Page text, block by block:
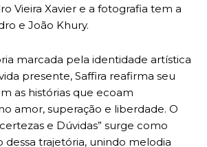
Vieira Xavier e a fotografia tem a
e João Khury.
marcada pela identidade artística
presente, Saffira reafirma seu
as histórias que ecoam
amor, superação e liberdade. O
e Dúvidas” surge como
dessa trajetória, unindo melodia